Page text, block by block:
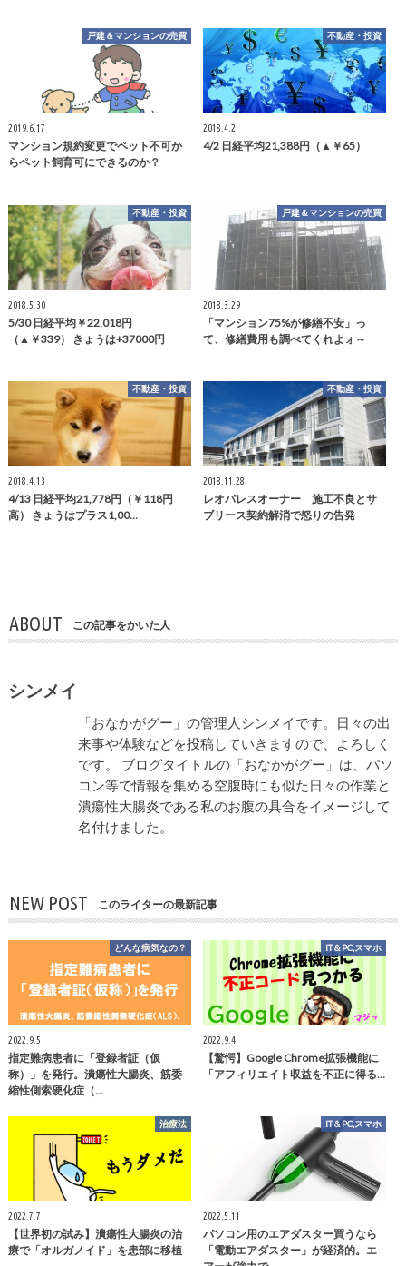
戸建＆マンションの売買
2019.6.17
マンション規約変更でペット不可か
らペット飼育可にできるのか？
不動産・投資
2018.4.2
4/2 日経平均21,388円（▲￥65）
不動産・投資
2018.5.30
5/30 日経平均￥22,018円
（▲￥339） きょうは+37000円
戸建＆マンションの売買
2018.3.29
「マンション75%が修繕不安」っ
て、修繕費用も調べてくれよォ～
不動産・投資
2018.4.13
4/13 日経平均21,778円（￥118円
高） きょうはプラス1,00…
不動産・投資
2018.11.28
レオパレスオーナー 施工不良とサ
ブリース契約解消で怒りの告発
ABOUT この記事をかいた人
シンメイ
「おなかがグー」の管理人シンメイです。日々の出
来事や体験などを投稿していきますので、よろしく
です。 ブログタイトルの「おなかがグー」は、パソ
コン等で情報を集める空腹時にも似た日々の作業と
潰瘍性大腸炎である私のお腹の具合をイメージして
名付けました。
NEW POST このライターの最新記事
どんな病気なの？
2022.9.5
指定難病患者に「登録者証（仮
称）」を発行。潰瘍性大腸炎、筋委
縮性側索硬化症（…
IT＆PC,スマホ
2022.9.4
【驚愕】Google Chrome拡張機能に
「アフィリエイト収益を不正に得る…
治療法
2022.7.7
【世界初の試み】潰瘍性大腸炎の治
療で「オルガノイド」を患部に移植
IT＆PC,スマホ
2022.5.11
パソコン用のエアダスター買うなら
「電動エアダスター」が経済的。エ